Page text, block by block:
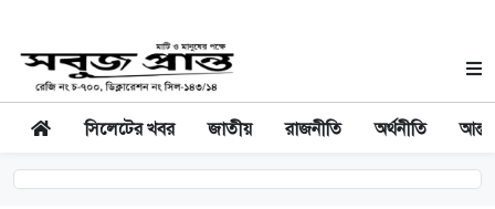
সিলেটের খবর জাতীয় রাজনীতি অর্থনীতি